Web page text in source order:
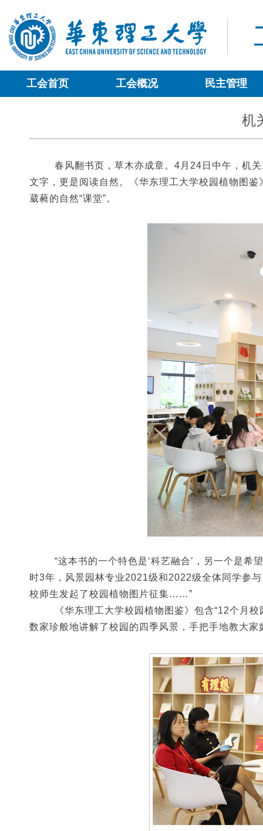
工会首页 工会概况 民主管理
机
春风翻书页，草木亦成章。 4月24日 中午 ，机
文字，更是阅读自然。《华东理工大学校园植物图
葳蕤的自然“课堂”。
“这本书的一个特色是‘科艺融合’，另一个是希望
时3年，风景园林专业2021级和2022级全体同学参
校师生发起了校园植物图片征集……”
《华东理工大学校园植物图鉴》包含“12个月校
数家珍般地讲解了校园的四季风景，手把手地教大